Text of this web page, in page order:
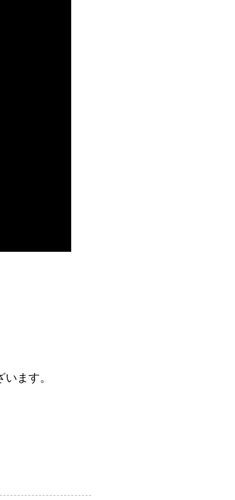
ます。